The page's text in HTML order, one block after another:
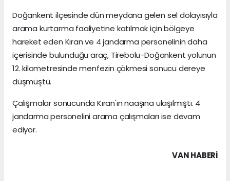
Doğankent ilçesinde dün meydana gelen sel dolayısıyla
arama kurtarma faaliyetine katılmak için bölgeye
hareket eden Kıran ve 4 jandarma personelinin daha
içerisinde bulunduğu araç, Tirebolu-Doğankent yolunun
12. kilometresinde menfezin çökmesi sonucu dereye
düşmüştü.
Çalışmalar sonucunda Kıran'ın naaşına ulaşılmıştı. 4
jandarma personelini arama çalışmaları ise devam
ediyor.
VAN HABERİ